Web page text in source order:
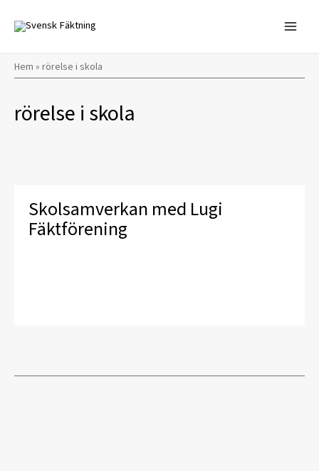
innehåll
Hem » rörelse i skola
rörelse i skola
Skolsamverkan med Lugi
Fäktförening